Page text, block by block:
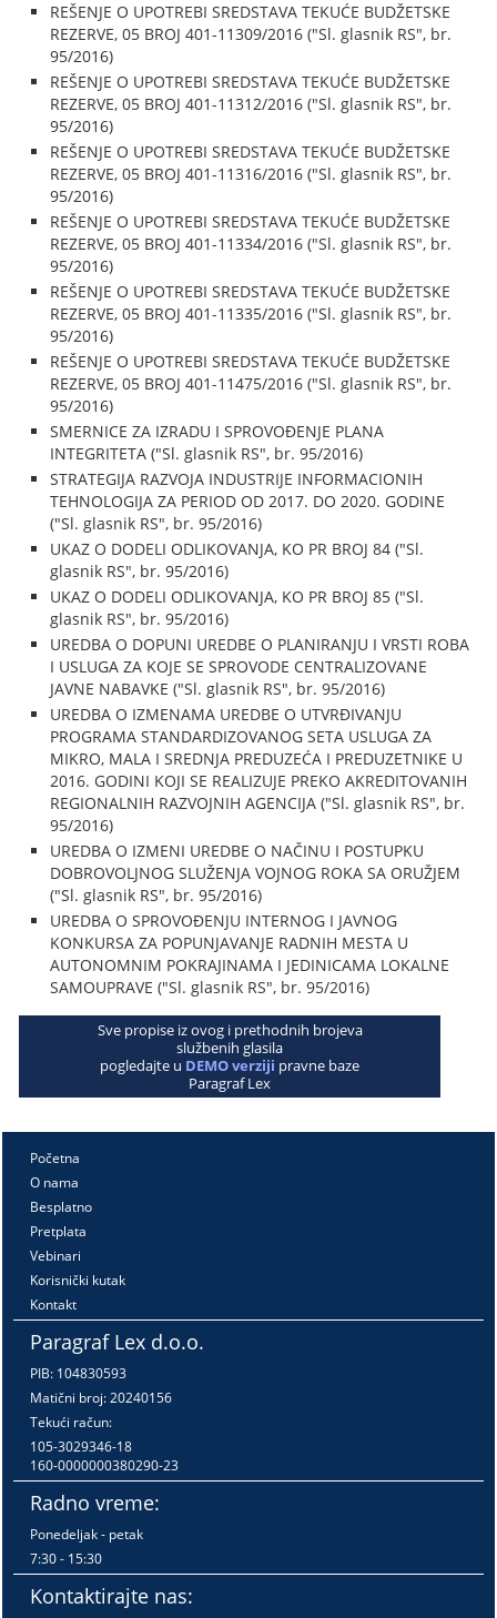
REŠENJE O UPOTREBI SREDSTAVA TEKUĆE BUDŽETSKE
REZERVE, 05 BROJ 401-11309/2016 ("Sl. glasnik RS", br.
95/2016)
REŠENJE O UPOTREBI SREDSTAVA TEKUĆE BUDŽETSKE
REZERVE, 05 BROJ 401-11312/2016 ("Sl. glasnik RS", br.
95/2016)
REŠENJE O UPOTREBI SREDSTAVA TEKUĆE BUDŽETSKE
REZERVE, 05 BROJ 401-11316/2016 ("Sl. glasnik RS", br.
95/2016)
REŠENJE O UPOTREBI SREDSTAVA TEKUĆE BUDŽETSKE
REZERVE, 05 BROJ 401-11334/2016 ("Sl. glasnik RS", br.
95/2016)
REŠENJE O UPOTREBI SREDSTAVA TEKUĆE BUDŽETSKE
REZERVE, 05 BROJ 401-11335/2016 ("Sl. glasnik RS", br.
95/2016)
REŠENJE O UPOTREBI SREDSTAVA TEKUĆE BUDŽETSKE
REZERVE, 05 BROJ 401-11475/2016 ("Sl. glasnik RS", br.
95/2016)
SMERNICE ZA IZRADU I SPROVOĐENJE PLANA
INTEGRITETA ("Sl. glasnik RS", br. 95/2016)
STRATEGIJA RAZVOJA INDUSTRIJE INFORMACIONIH
TEHNOLOGIJA ZA PERIOD OD 2017. DO 2020. GODINE
("Sl. glasnik RS", br. 95/2016)
UKAZ O DODELI ODLIKOVANJA, KO PR BROJ 84 ("Sl.
glasnik RS", br. 95/2016)
UKAZ O DODELI ODLIKOVANJA, KO PR BROJ 85 ("Sl.
glasnik RS", br. 95/2016)
UREDBA O DOPUNI UREDBE O PLANIRANJU I VRSTI ROBA
I USLUGA ZA KOJE SE SPROVODE CENTRALIZOVANE
JAVNE NABAVKE ("Sl. glasnik RS", br. 95/2016)
UREDBA O IZMENAMA UREDBE O UTVRĐIVANJU
PROGRAMA STANDARDIZOVANOG SETA USLUGA ZA
MIKRO, MALA I SREDNJA PREDUZEĆA I PREDUZETNIKE U
2016. GODINI KOJI SE REALIZUJE PREKO AKREDITOVANIH
REGIONALNIH RAZVOJNIH AGENCIJA ("Sl. glasnik RS", br.
95/2016)
UREDBA O IZMENI UREDBE O NAČINU I POSTUPKU
DOBROVOLJNOG SLUŽENJA VOJNOG ROKA SA ORUŽJEM
("Sl. glasnik RS", br. 95/2016)
UREDBA O SPROVOĐENJU INTERNOG I JAVNOG
KONKURSA ZA POPUNJAVANJE RADNIH MESTA U
AUTONOMNIM POKRAJINAMA I JEDINICAMA LOKALNE
SAMOUPRAVE ("Sl. glasnik RS", br. 95/2016)
Sve propise iz ovog i prethodnih brojeva
službenih glasila
pogledajte u DEMO verziji pravne baze
Paragraf Lex
Početna
O nama
Besplatno
Pretplata
Vebinari
Korisnički kutak
Kontakt
Paragraf Lex d.o.o.
PIB: 104830593
Matični broj: 20240156
Tekući račun:
105-3029346-18
160-0000000380290-23
Radno vreme:
Ponedeljak - petak
7:30 - 15:30
Kontaktirajte nas: